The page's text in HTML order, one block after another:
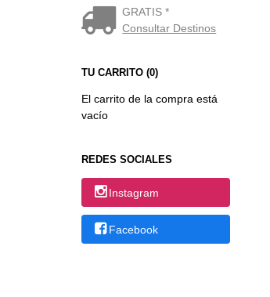
GRATIS *
Consultar Destinos
TU CARRITO (0)
El carrito de la compra está
vacío
REDES SOCIALES
Instagram
Facebook